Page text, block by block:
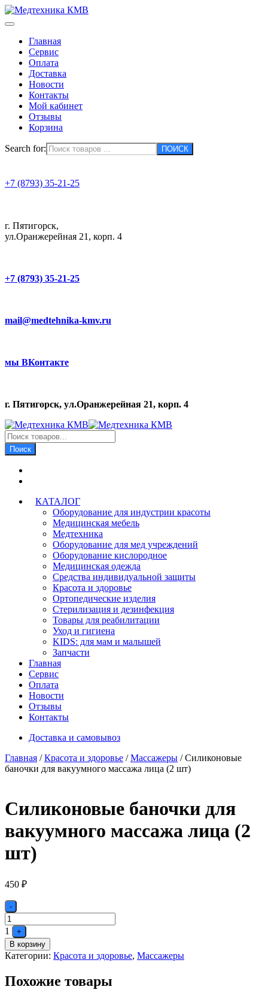
Главная
Сервис
Оплата
Доставка
Новости
Контакты
Мой кабинет
Отзывы
Корзина
Search for:
+7 (8793) 35-21-25
г. Пятигорск,
ул.Оранжерейная 21, корп. 4
+7 (8793) 35-21-25
mail@medtehnika-kmv.ru
мы ВКонтакте
г. Пятигорск, ул.Оранжерейная 21, корп. 4
Поиск
товаров
Поиск
КАТАЛОГ
Оборудование для индустрии красоты
Медицинская мебель
Медтехника
Оборудование для мед учреждений
Оборудование кислородное
Медицинская одежда
Средства индивидуальной защиты
Красота и здоровье
Ортопедические изделия
Стерилизация и дезинфекция
Товары для реабилитации
Уход и гигиена
KIDS: для мам и малышей
Запчасти
Главная
Сервис
Оплата
Новости
Отзывы
Контакты
Доставка и самовывоз
Главная /Красота и здоровье /Массажеры / Силиконовые
баночки для вакуумного массажа лица (2 шт)
Силиконовые баночки для
вакуумного массажа лица (2
шт)
450 ₽
Quantity
-
1
+
В корзину
Категории: Красота и здоровье, Массажеры
Похожие товары